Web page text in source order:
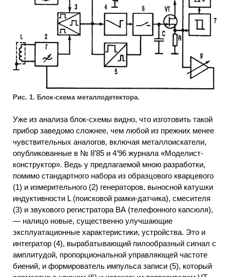
Рис. 1. Блок-схема металлодетектора.
Уже из анализа блок-схемы видно, что изготовить такой
прибор заведомо сложнее, чем любой из прежних менее
чувствительных аналогов, включая металлоискатели,
опубликованные в № 8’85 и 4’96 журнала «Моделист-
конструктор». Ведь у предлагаемой мною разработки,
помимо стандартного набора из образцового кварцевого
(1) и измерительного (2) генераторов, выносной катушки
индуктивности L (поисковой рамки-датчика), смесителя
(3) и звукового регистратора ВА (телефонного капсюля),
— налицо новые, существенно улучшающие
эксплуатационные характеристики, устройства. Это и
интегратор (4), вырабатывающий пилообразный сигнал с
амплитудой, пропорциональной управляющей частоте
биений, и формирователь импульса записи (5), который